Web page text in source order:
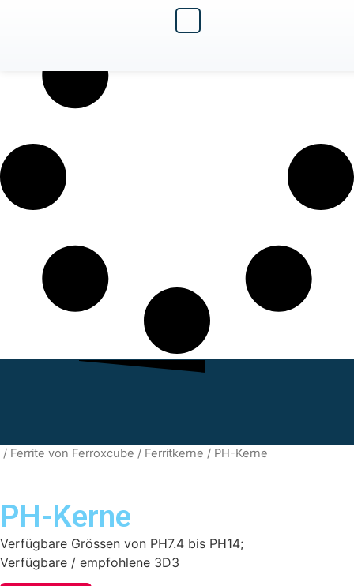
/ Ferrite von Ferroxcube / Ferritkerne / PH-Kerne
PH-Kerne
Verfügbare Grössen von PH7.4 bis PH14;
Verfügbare / empfohlene 3D3